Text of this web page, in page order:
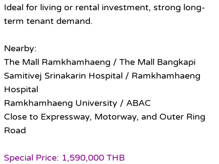
Ideal for living or rental investment, strong long-
term tenant demand.
Nearby:
The Mall Ramkhamhaeng / The Mall Bangkapi
Samitivej Srinakarin Hospital / Ramkhamhaeng
Hospital
Ramkhamhaeng University / ABAC
Close to Expressway, Motorway, and Outer Ring
Road
Special Price: 1,590,000 THB